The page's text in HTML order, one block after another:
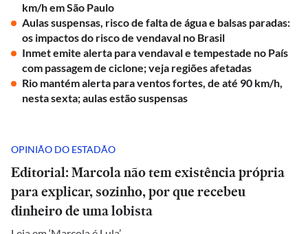
km/h em São Paulo
Aulas suspensas, risco de falta de água e balsas paradas:
os impactos do risco de vendaval no Brasil
Inmet emite alerta para vendaval e tempestade no País
com passagem de ciclone; veja regiões afetadas
Rio mantém alerta para ventos fortes, de até 90 km/h,
nesta sexta; aulas estão suspensas
OPINIÃO DO ESTADÃO
Editorial: Marcola não tem existência própria
para explicar, sozinho, por que recebeu
dinheiro de uma lobista